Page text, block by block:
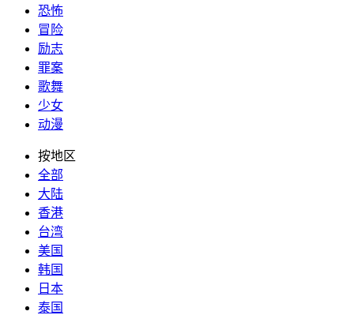
恐怖
冒险
励志
罪案
歌舞
少女
动漫
按地区
全部
大陆
香港
台湾
美国
韩国
日本
泰国